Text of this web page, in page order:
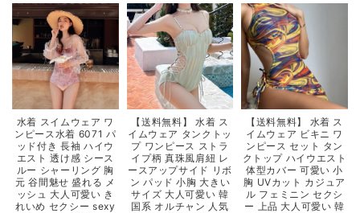
水着 スイムウェア ワ
ンピース水着 6071 パ
ッド付き 長袖 ハイウ
エスト 透け感 シース
ルー シャーリング 胸
元 谷間魅せ 盛れる メ
ッシュ 大人可愛い き
れいめ セクシー sexy
【送料無料】 水着 ス
イムウェア タンクトッ
プ ワンピース ストラ
イプ柄 真珠風肩紐 レ
ースアップサイド リボ
ン パッド 小胸 大きい
サイズ 大人可愛い 韓
国系 オルチャン 人気
【送料無料】 水着 ス
イムウェア ビキニ ワ
ンピース セット タン
クトップ ハイウエスト
体型カバー 可愛い 小
胸 UVカット カジュア
ル フェミニン セクシ
ー 上品 大人可愛い 韓